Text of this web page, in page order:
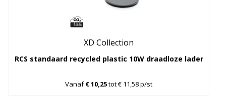
XD Collection
RCS standaard recycled plastic 10W draadloze lader
Vanaf€ 10,25tot € 11,58 p/st